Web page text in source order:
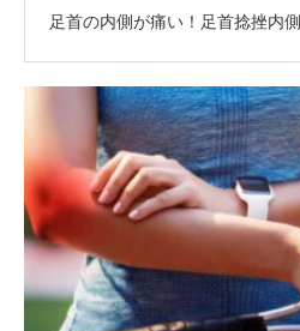
足首の内側が痛い！足首捻挫内